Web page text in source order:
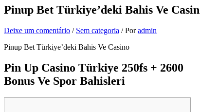
Pinup Bet Türkiye’deki Bahis Ve Casin
Deixe um comentário / Sem categoria / Poradmin
Pinup Bet Türkiye’deki Bahis Ve Casino
Pin Up Casino Türkiye 250fs + 2600
Bonus Ve Spor Bahisleri